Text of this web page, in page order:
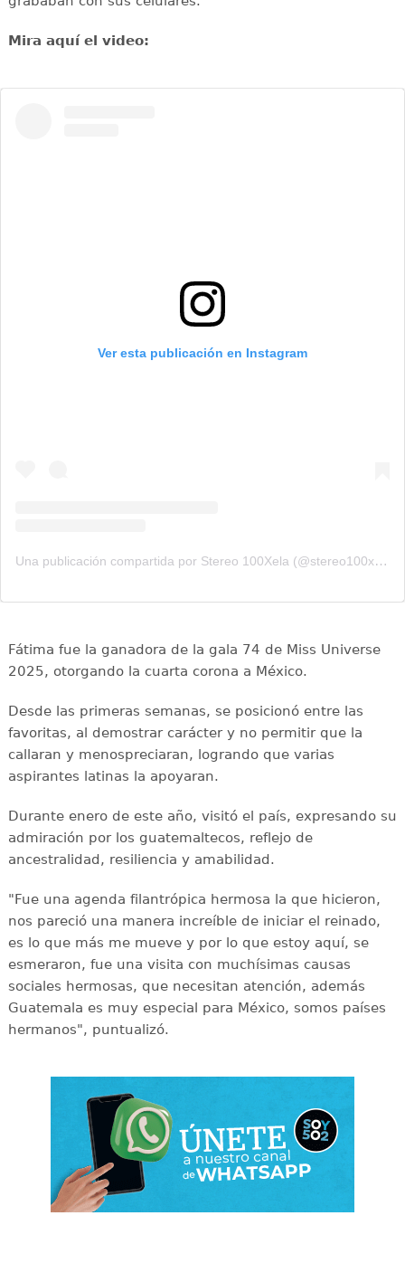
Mira aquí el video:
Ver esta publicación en Instagram
Una publicación compartida por Stereo 100Xela (@stereo100xela)
Fátima fue la ganadora de la gala 74 de Miss Universe
2025, otorgando la cuarta corona a México.
Desde las primeras semanas, se posicionó entre las
favoritas, al demostrar carácter y no permitir que la
callaran y menospreciaran, logrando que varias
aspirantes latinas la apoyaran.
Durante enero de este año, visitó el país, expresando su
admiración por los guatemaltecos, reflejo de
ancestralidad, resiliencia y amabilidad.
"Fue una agenda filantrópica hermosa la que hicieron,
nos pareció una manera increíble de iniciar el reinado,
es lo que más me mueve y por lo que estoy aquí, se
esmeraron, fue una visita con muchísimas causas
sociales hermosas, que necesitan atención, además
Guatemala es muy especial para México, somos países
hermanos", puntualizó.